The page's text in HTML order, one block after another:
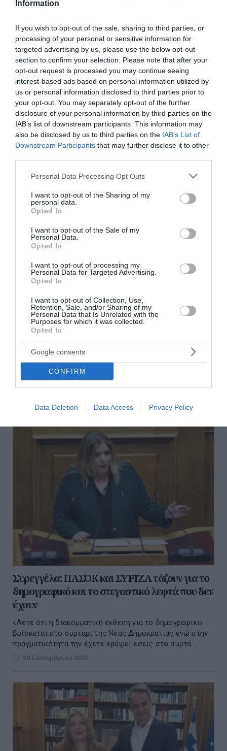
Information
If you wish to opt-out of the sale, sharing to third parties, or
processing of your personal or sensitive information for
targeted advertising by us, please use the below opt-out
section to confirm your selection. Please note that after your
opt-out request is processed you may continue seeing
interest-based ads based on personal information utilized by
us or personal information disclosed to third parties prior to
your opt-out. You may separately opt-out of the further
disclosure of your personal information by third parties on the
IAB’s list of downstream participants. This information may
also be disclosed by us to third parties on the IAB’s List of
Downstream Participants that may further disclose it to other
Please note that this website/app uses one or more Google
not limited to your visit or usage behaviour. You may click to
grant or deny consent to Google and its third-party tags to
use your data for below specified purposes in below Google
consent section.
Personal Data Processing Opt Outs
I want to opt-out of the Sharing of my
personal data.
Opted In
I want to opt-out of the Sale of my
Personal Data.
Opted In
I want to opt-out of processing my
Personal Data for Targeted Advertising.
Opted In
I want to opt-out of Collection, Use,
Retention, Sale, and/or Sharing of my
Personal Data that Is Unrelated with the
Purposes for which it was collected.
Opted In
Google consents
CONFIRM
Data Deletion Data Access Privacy Policy
Αγωγή από τη Μαρία Συρεγγέλα κατά της
Ζωής Κωνσταντοπούλου
Την πρόθεσή της να υποβάλει αγωγή κατά της προέδρου
της «Πλεύσης Ελευθερίας», Ζωής Κωνσταντοπούλου,
ανακοίνωσε η βουλευτής της Νέας Δημοκρατίας, Μαρία...
15 Δεκεμβρίου 2025
Ένταση στην Εξεταστική: Η επίθεση της
Κωνσταντοπούλου στη Συρεγγέλα
Αντιπαράθεση εκτυλίχτηκε κατά την εξέταση του
Γιώργου Ξυλούρη στην Εξεταστική Επιτροπή της Βουλής
για τον ΟΠΕΚΕΠΕ. Την ώρα που ο Κώστας Μπάρκας έθε...
Συρεγγέλα: ΠΑΣΟΚ και ΣΥΡΙΖΑ τάζουν για το
δημογραφικό και το στεγαστικό λεφτά που δεν
έχουν
«Λέτε ότι η διακομματική έκθεση για το δημογραφικό
βρίσκεται στο συρτάρι της Νέας Δημοκρατίας ενώ στην
πραγματικότητα την έχετε κρύψει εσείς στο συρτά...
09 Σεπτεμβρίου 2025